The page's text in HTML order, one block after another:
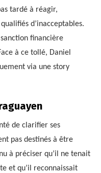
tardé à réagir,
d’inacceptables.
financière
à ce tollé, Daniel
via une story
de clarifier ses
pas destinés à être
à préciser qu’il ne tenait
et qu’il reconnaissait